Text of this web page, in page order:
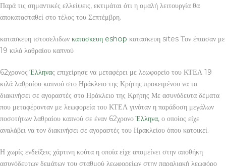
Παρά τις σημαντικές ελλείψεις, εκτιμάται ότι η ομαλή λειτουργία θα
αποκατασταθεί στο τέλος του Σεπτέμβρη.
κατασκευη ιστοσελιδων κατασκευη eshop κατασκευη sites Τον έπιασαν με
19 κιλά λαθραίου καπνού
62χρονοςΈλληνας επιχείρησε να μεταφέρει με λεωφορείο του ΚΤΕΛ 19
κιλά λαθραίου καπνού στο Ηράκλειο της Κρήτης προκειμένου να τα
διακινήσει σε αγοραστές στο Ηράκλειο της Κρήτης Με ασυνόδευτα δέματα
που μεταφέρονταν με λεωφορεία του ΚΤΕΛ γινόταν η παράδοση μεγάλων
ποσοτήτων λαθραίου καπνού σε έναν 62χρονοΈλληνα, ο οποίος είχε
αναλάβει να τον διακινήσει σε αγοραστές του Ηρακλείου όπου κατοικεί.
Η χωρίς ενδείξεις χάρτινη κούτα η οποία είχε απομείνει στην αποθήκη
ασυνόδευτων δεμάτων του σταθμού λεωφορείων στην παραλιακή λεωφόρο